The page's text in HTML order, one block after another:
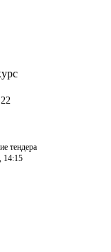
тендера
14:15